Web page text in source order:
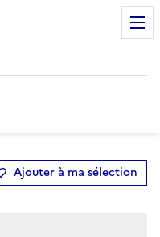
Ajouter à ma sélection